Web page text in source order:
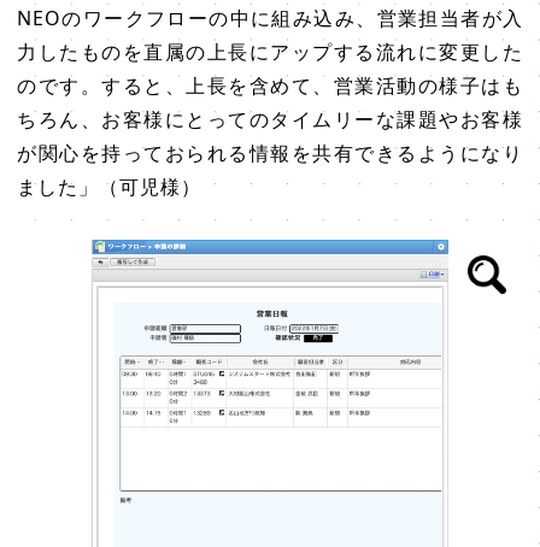
NEOのワークフローの中に組み込み、営業担当者が入
力したものを直属の上長にアップする流れに変更した
のです。すると、上長を含めて、営業活動の様子はも
ちろん、お客様にとってのタイムリーな課題やお客様
が関心を持っておられる情報を共有できるようになり
ました」（可児様）